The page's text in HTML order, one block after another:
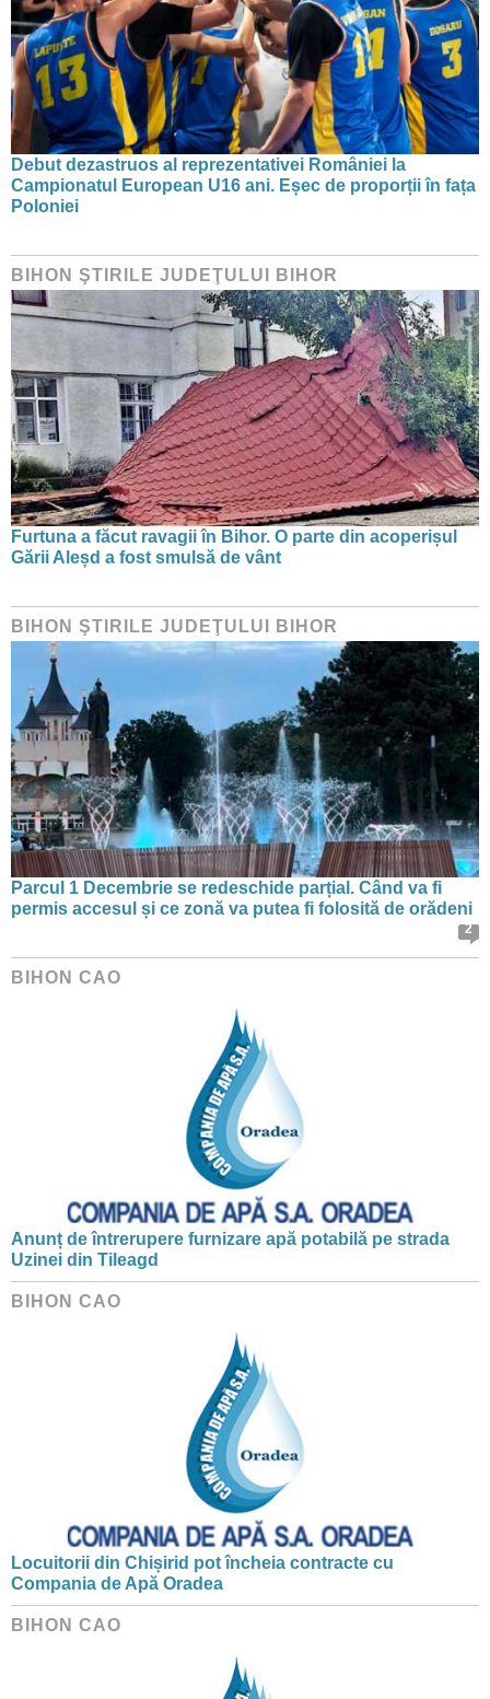
Debut dezastruos al reprezentativei României la
Campionatul European U16 ani. Eșec de proporții în fața
Poloniei
BIHON ŞTIRILE JUDEŢULUI BIHOR
Furtuna a făcut ravagii în Bihor. O parte din acoperișul
Gării Aleșd a fost smulsă de vânt
BIHON ŞTIRILE JUDEŢULUI BIHOR
Parcul 1 Decembrie se redeschide parțial. Când va fi
permis accesul și ce zonă va putea fi folosită de orădeni
2
BIHON CAO
Anunț de întrerupere furnizare apă potabilă pe strada
Uzinei din Tileagd
BIHON CAO
Locuitorii din Chișirid pot încheia contracte cu
Compania de Apă Oradea
BIHON CAO